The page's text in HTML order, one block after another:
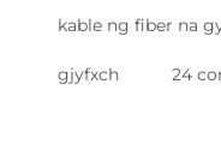
kable ng fiber na
gjyfxch 24